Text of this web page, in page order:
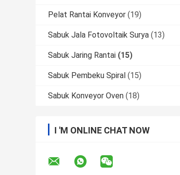
Pelat Rantai Konveyor (19)
Sabuk Jala Fotovoltaik Surya (13)
Sabuk Jaring Rantai (15)
Sabuk Pembeku Spiral (15)
Sabuk Konveyor Oven (18)
I 'M ONLINE CHAT NOW